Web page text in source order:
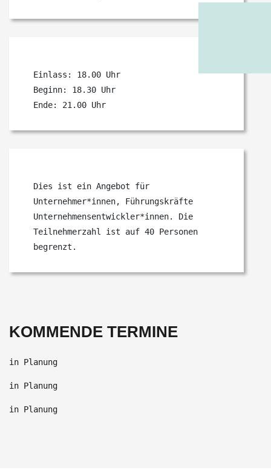
Einlass: 18.00 Uhr
Beginn: 18.30 Uhr
Ende: 21.00 Uhr
Dies ist ein Angebot für
Unternehmer*innen, Führungskräfte
Unternehmensentwickler*innen. Die
Teilnehmerzahl ist auf 40 Personen
begrenzt.
KOMMENDE TERMINE
in Planung
in Planung
in Planung